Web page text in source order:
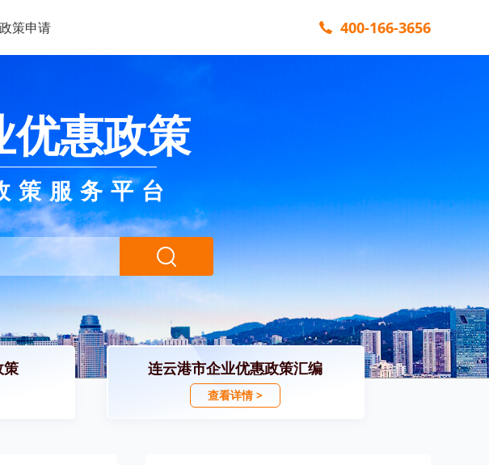
策申请 400-166-3656
优惠政策
策服务平台
策 连云港市企业优惠政策汇编
查看详情 >